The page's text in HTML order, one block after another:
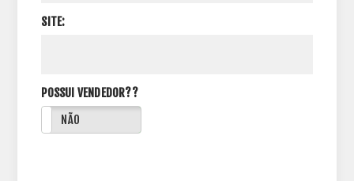
SITE:
POSSUI VENDEDOR??
NÃO